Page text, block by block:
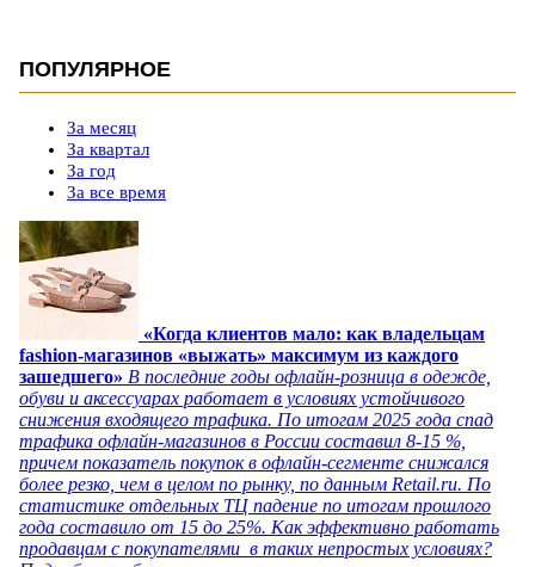
ПОПУЛЯРНОЕ
За месяц
За квартал
За год
За все время
«Когда клиентов мало: как владельцам
fashion-магазинов «выжать» максимум из каждого
зашедшего» В последние годы офлайн-розница в одежде,
обуви и аксессуарах работает в условиях устойчивого
снижения входящего трафика. По итогам 2025 года спад
трафика офлайн-магазинов в России составил 8-15 %,
причем показатель покупок в офлайн-сегменте снижался
более резко, чем в целом по рынку, по данным Retail.ru. По
статистике отдельных ТЦ падение по итогам прошлого
года составило от 15 до 25%. Как эффективно работать
продавцам с покупателями в таких непростых условиях?